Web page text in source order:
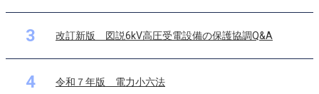
3 改訂新版 図説6kV高圧受電設備の保護協調Q&A
4 令和７年版 電力小六法